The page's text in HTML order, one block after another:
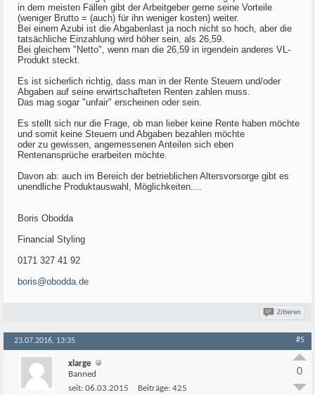
in dem meisten Fällen gibt der Arbeitgeber gerne seine Vorteile
(weniger Brutto = (auch) für ihn weniger kosten) weiter.
Bei einem Azubi ist die Abgabenlast ja noch nicht so hoch, aber die
tatsächliche Einzahlung wird höher sein, als 26,59.
Bei gleichem "Netto", wenn man die 26,59 in irgendein anderes VL-
Produkt steckt.
Es ist sicherlich richtig, dass man in der Rente Steuern und/oder
Abgaben auf seine erwirtschafteten Renten zahlen muss.
Das mag sogar "unfair" erscheinen oder sein.
Es stellt sich nur die Frage, ob man lieber keine Rente haben möchte
und somit keine Steuern und Abgaben bezahlen möchte
oder zu gewissen, angemessenen Anteilen sich eben
Rentenansprüche erarbeiten möchte.
Davon ab: auch im Bereich der betrieblichen Altersvorsorge gibt es
unendliche Produktauswahl, Möglichkeiten....
Boris Obodda
Financial Styling
0171 327 41 92
boris@obodda.de
Zitieren
23.07.2016, 13:35 #5
xlarge
Banned
seit: 06.03.2015 Beiträge: 425
0